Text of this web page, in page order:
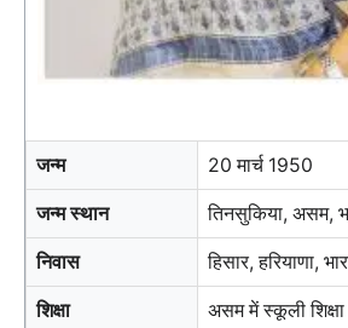
जन्म 20 मार्च 1950
जन्म स्थान तिनसुकिया, असम,
निवास हिसार, हरियाणा,
शिक्षा असम में स्कूली शिक्षा